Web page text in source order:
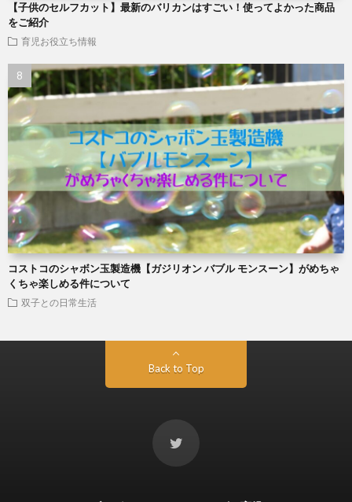
【子供のセルフカット】最新のバリカンはすごい！使ってよかった商品
をご紹介
育児お役立ち情報
コストコのシャボン玉製造機【ガジリオン バブル モンスーン】がめちゃ
くちゃ楽しめる件について
双子との日常生活
Back to Top